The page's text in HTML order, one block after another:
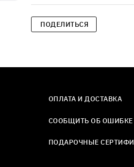
ПОДЕЛИТЬСЯ
ОПЛАТА И ДОСТАВКА
СООБЩИТЬ ОБ ОШИБКЕ
ПОДАРОЧНЫЕ